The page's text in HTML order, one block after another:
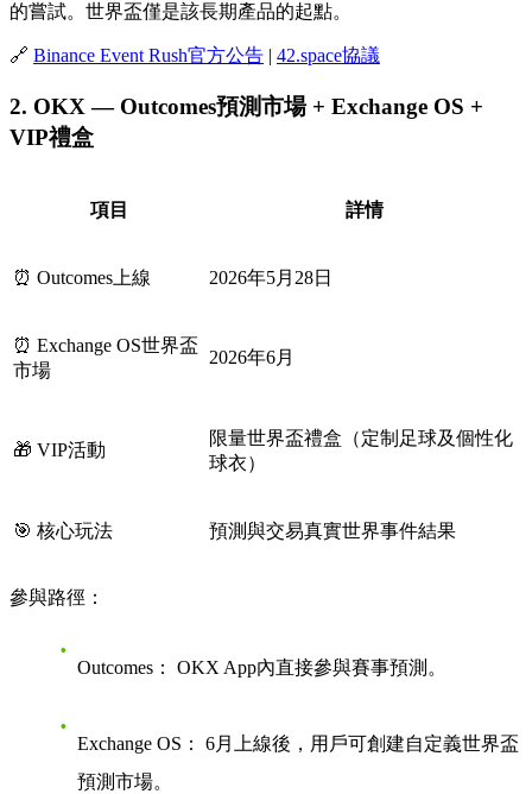
的嘗試。世界盃僅是該長期產品的起點。
🔗 Binance Event Rush官方公告 | 42.space協議
2. OKX — Outcomes預測市場 + Exchange OS +
VIP禮盒
項目 詳情
⏰ Outcomes上線 2026年5月28日
⏰ Exchange OS世界盃
市場
2026年6月
🎁 VIP活動
限量世界盃禮盒（定制足球及個性化
球衣）
🎯 核心玩法 預測與交易真實世界事件結果
參與路徑：
Outcomes： OKX App內直接參與賽事預測。
Exchange OS：
6月上線後，用戶可創建自定義世界盃
預測市場。